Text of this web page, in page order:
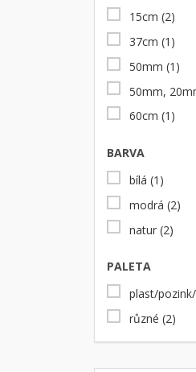
15cm (2)
37cm (1)
50mm (1)
50mm,
60cm (1)
BARVA
bílá (1)
modrá (2)
natur (2)
PALETA
plast/
různé (2)